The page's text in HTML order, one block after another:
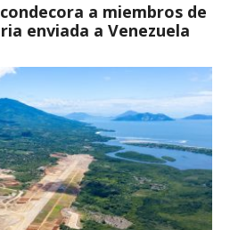
a miembros de
enviada a Venezuela